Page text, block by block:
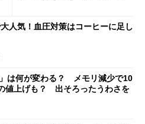
人気！血圧対策はコーヒーに足し
」は何が変わる？ メモリ減少で10
値上げも？ 出そろったうわさを